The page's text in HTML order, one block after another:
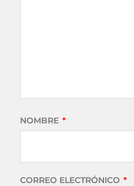
NOMBRE *
CORREO ELECTRÓNICO *